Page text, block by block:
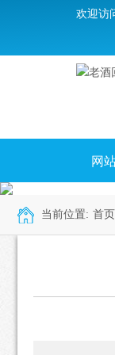
欢迎访
网
当前位置: 首页